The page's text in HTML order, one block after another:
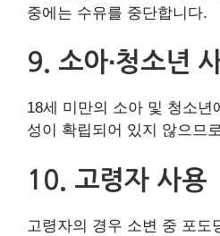
중에는 수유를 중단합니다.
9. 소아∙청소년
18세 미만의 소아 및 청소년
성이 확립되어 있지 않으므
10. 고령자 사용
고령자의 경우 소변 중 포도